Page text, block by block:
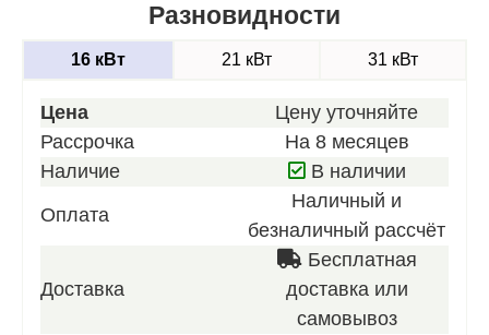
Разновидности
16 кВт 21 кВт 31 кВт
Цена
Цену уточняйте
Рассрочка
На 8 месяцев
Наличие
В наличии
Оплата
Наличный и
безналичный рассчёт
Доставка
Бесплатная
доставка или
самовывоз